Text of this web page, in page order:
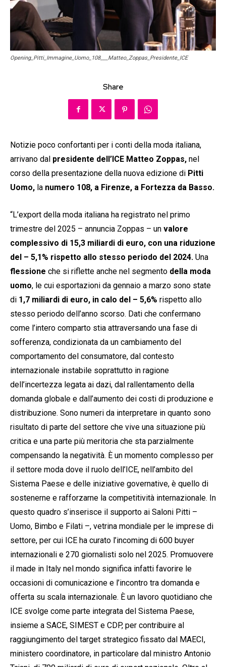
Opening_Pitti_Immagine_Uomo_108___Matteo_Zoppas_Presidente_ICE
Share
Notizie poco confortanti per i conti della moda italiana,
arrivano dal presidente dell’ICE Matteo Zoppas, nel
corso della presentazione della nuova edizione di Pitti
Uomo, la numero 108, a Firenze, a Fortezza da Basso.
“L’export della moda italiana ha registrato nel primo
trimestre del 2025 – annuncia Zoppas – un valore
complessivo di 15,3 miliardi di euro, con una riduzione
del – 5,1% rispetto allo stesso periodo del 2024. Una
flessione che si riflette anche nel segmento della moda
uomo, le cui esportazioni da gennaio a marzo sono state
di 1,7 miliardi di euro, in calo del – 5,6% rispetto allo
stesso periodo dell’anno scorso. Dati che confermano
come l’intero comparto stia attraversando una fase di
sofferenza, condizionata da un cambiamento del
comportamento del consumatore, dal contesto
internazionale instabile soprattutto in ragione
dell’incertezza legata ai dazi, dal rallentamento della
domanda globale e dall’aumento dei costi di produzione e
distribuzione. Sono numeri da interpretare in quanto sono
risultato di parte del settore che vive una situazione più
critica e una parte più meritoria che sta parzialmente
compensando la negatività. È un momento complesso per
il settore moda dove il ruolo dell’ICE, nell’ambito del
Sistema Paese e delle iniziative governative, è quello di
sostenerne e rafforzarne la competitività internazionale. In
questo quadro s’inserisce il supporto ai Saloni Pitti –
Uomo, Bimbo e Filati –, vetrina mondiale per le imprese di
settore, per cui ICE ha curato l’incoming di 600 buyer
internazionali e 270 giornalisti solo nel 2025. Promuovere
il made in Italy nel mondo significa infatti favorire le
occasioni di comunicazione e l’incontro tra domanda e
offerta su scala internazionale. È un lavoro quotidiano che
ICE svolge come parte integrata del Sistema Paese,
insieme a SACE, SIMEST e CDP, per contribuire al
raggiungimento del target strategico fissato dal MAECI,
ministero coordinatore, in particolare dal ministro Antonio